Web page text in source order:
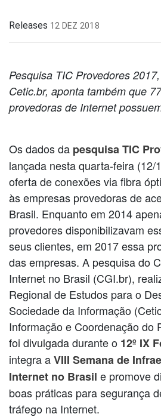
Releases 12 DEZ 2018
Pesquisa TIC Provedores
Cetic.br, aponta também que
provedoras de Internet
Os dados da pesquisa TIC
lançada nesta quarta-feira (12/
oferta de conexões via fibra
às empresas provedoras de
Brasil. Enquanto em 2014
provedores disponibilizavam
seus clientes, em 2017 essa
das empresas. A pesquisa do
Internet no Brasil (CGI.br),
Regional de Estudos para o
Sociedade da Informação
Informação e Coordenação do
foi divulgada durante o 12º IX
integra aVIII Semana de
Internet no Brasil e promove
boas práticas para segurança
tráfego na Internet.